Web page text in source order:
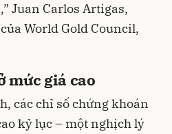
Juan Carlos Artigas,
World Gold Council,
mức giá cao
các chỉ số chứng khoán
kỷ lục – một nghịch lý